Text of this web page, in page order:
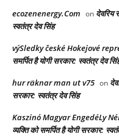
ecozenenergy.Com on देवरिय
स्वतंत्र देव सिंह
výSledky české Hokejové
समर्पित है योगी सरकार: स्वतंत्र देव
hur räknar man ut v75 on
सरकार: स्वतंत्र देव सिंह
Kaszinó Magyar EngedéLy
व्यक्ति को समर्पित है योगी सरकार: